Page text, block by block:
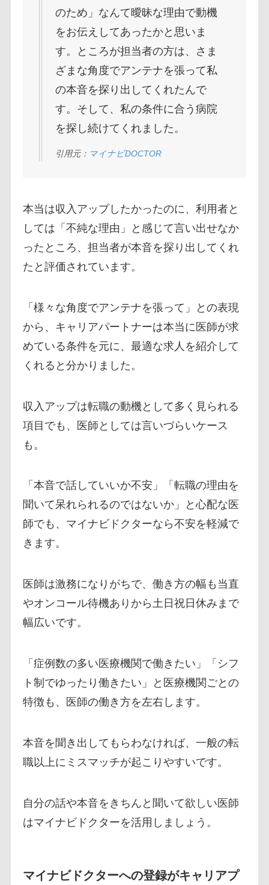
のため」なんて曖昧な理由で動機
をお伝えしてあったかと思いま
す。ところが担当者の方は、さま
ざまな角度でアンテナを張って私
の本音を探り出してくれたんで
す。そして、私の条件に合う病院
を探し続けてくれました。
引用元： マイナビDOCTOR
本当は収入アップしたかったのに、利用者と
しては「不純な理由」と感じて言い出せなか
ったところ、担当者が本音を探り出してくれ
たと評価されています。
「様々な角度でアンテナを張って」との表現
から、キャリアパートナーは本当に医師が求
めている条件を元に、最適な求人を紹介して
くれると分かりました。
収入アップは転職の動機として多く見られる
項目でも、医師としては言いづらいケース
も。
「本音で話していいか不安」「転職の理由を
聞いて呆れられるのではないか」と心配な医
師でも、マイナビドクターなら不安を軽減で
きます。
医師は激務になりがちで、働き方の幅も当直
やオンコール待機ありから土日祝日休みまで
幅広いです。
「症例数の多い医療機関で働きたい」「シフ
ト制でゆったり働きたい」と医療機関ごとの
特徴も、医師の働き方を左右します。
本音を聞き出してもらわなければ、一般の転
職以上にミスマッチが起こりやすいです。
自分の話や本音をきちんと聞いて欲しい医師
はマイナビドクターを活用しましょう。
マイナビドクターへの登録がキャリアプ